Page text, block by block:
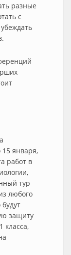
разные
с
15 января,
работ в
тур
любого
защиту
класса,